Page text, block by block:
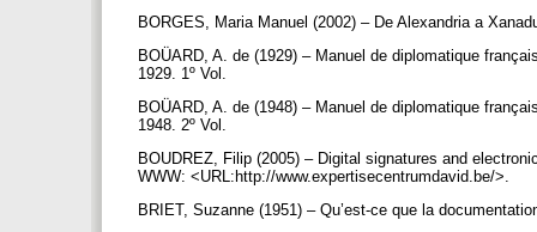
BORGES, Maria Manuel (2002) – De Alexandria a
BOÜARD, A. de (1929) – Manuel de diplomatique
1929. 1º Vol.
BOÜARD, A. de (1948) – Manuel de diplomatique
1948. 2º Vol.
BOUDREZ, Filip (2005) – Digital signatures and
WWW: <URL:http://www.expertisecentrumdavid.be/>.
BRIET, Suzanne (1951) – Qu’est-ce que la